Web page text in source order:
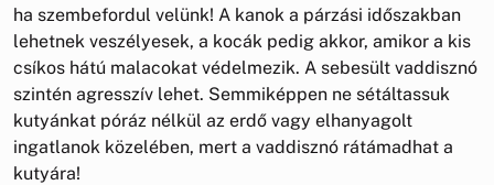
ha szembefordul velünk! A kanok a párzási időszakban
lehetnek veszélyesek, a kocák pedig akkor, amikor a kis
csíkos hátú malacokat védelmezik. A sebesült vaddisznó
szintén agresszív lehet. Semmiképpen ne sétáltassuk
kutyánkat póráz nélkül az erdő vagy elhanyagolt
ingatlanok közelében, mert a vaddisznó rátámadhat a
kutyára!